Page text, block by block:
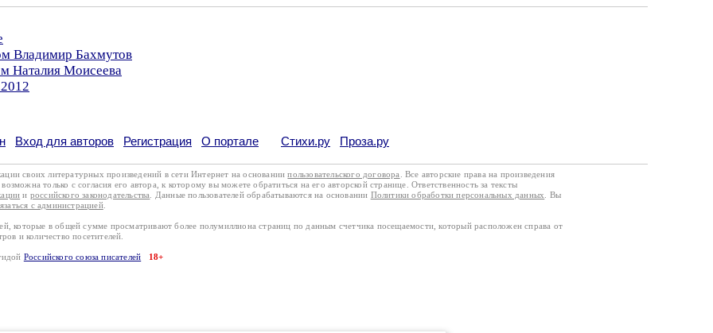
Владимир Бахмутов
Наталия Моисеева
Вход для авторов Регистрация О портале Стихи.ру Проза.ру
своих литературных произведений в сети Интернет на основаниипользовательского договора
. Все авторские права на произведения
только с согласия его автора, к которому вы можете обратиться на его авторской странице. Ответственность за тексты
и российского законодательства . Данные пользователей обрабатываются на основании Политики обработки персональных данных
. Вы
с администрацией.
которые в общей сумме просматривают более полумиллиона страниц по данным счетчика посещаемости, который расположен справа от
и количество посетителей.
Российского союза писателей 18+